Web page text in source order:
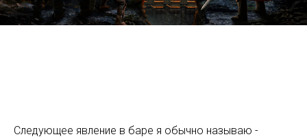
Следующее явление в баре я обычно называю -